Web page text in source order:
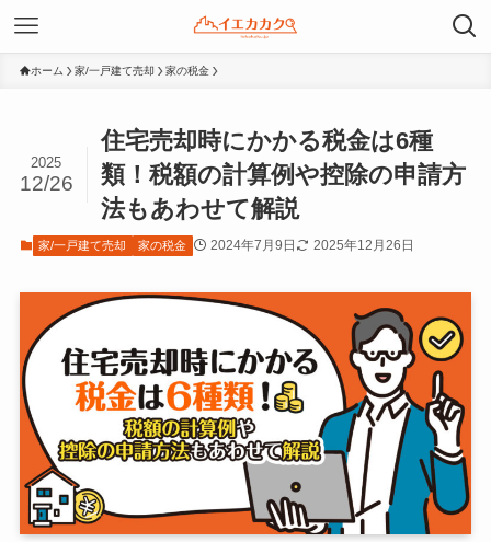
ホーム 家/一戸建て売却 家の税金
住宅売却時にかかる税金は6種
類！税額の計算例や控除の申請方
法もあわせて解説
2025
12/26
家/一戸建て売却 家の税金 2024年7月9日 2025年12月26日